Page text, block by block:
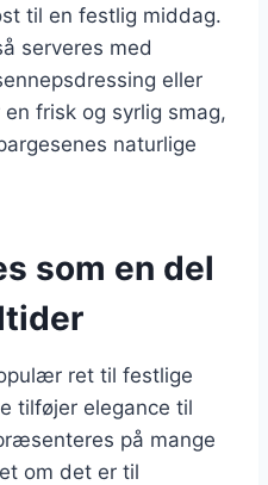
til en festlig middag.
serveres med
eller
frisk og syrlig smag,
naturlige
som en del
ret til festlige
tilføjer elegance til
på mange
om det er til